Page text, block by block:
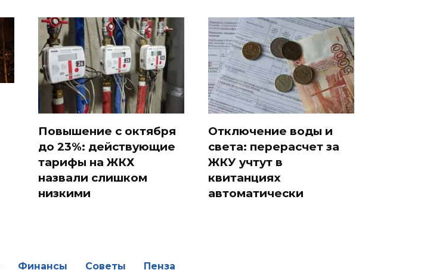
Повышение с октября
до 23%: действующие
тарифы на ЖКХ
назвали слишком
низкими
Отключение воды и
света: перерасчет за
ЖКУ учтут в
квитанциях
автоматически
Финансы Советы Пенза